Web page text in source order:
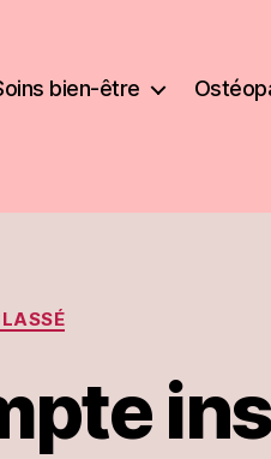
bien-être
Catégories